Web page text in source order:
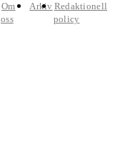
Om
oss
Arkiv Redaktionell
policy